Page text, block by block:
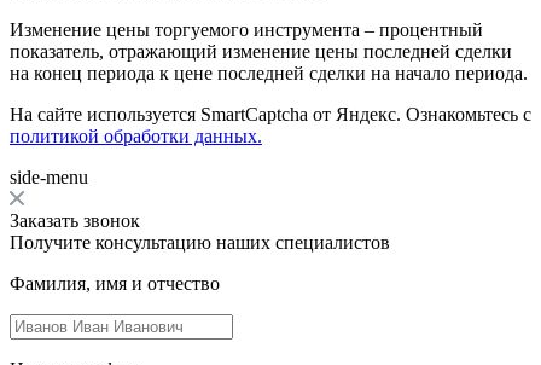
Изменение цены торгуемого инструмента – процентный
показатель, отражающий изменение цены последней сделки
на конец периода к цене последней сделки на начало периода.
На сайте используется SmartCaptcha от Яндекс. Ознакомьтесь с
политикой обработки данных.
side-menu
Заказать звонок
Получите консультацию наших специалистов
Фамилия, имя и отчество